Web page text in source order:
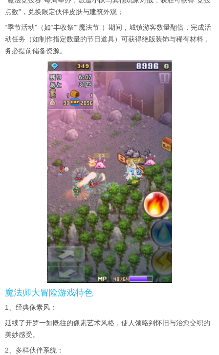
点数”，兑换限定伙伴皮肤与建筑外观；
“季节活动”（如“丰收祭”“魔法节”）期间，城镇游客数量翻倍，完成活
动任务（如制作指定数量的节日道具）可获得绝版装饰与稀有材料，
务必提前储备资源。
魔法师大冒险游戏特色
1、经典像素风：
延续了开罗一如既往的像素艺术风格，使人领略到怀旧与治愈交织的
美妙感受。
2、多样伙伴系统：